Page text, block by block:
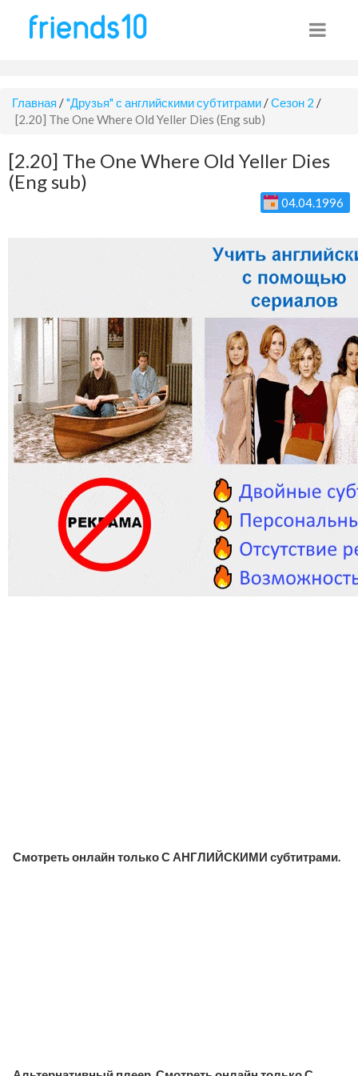
Главная /"Друзья" с английскими субтитрами /Сезон 2 /
[2.20] The One Where Old Yeller Dies (Eng sub)
[2.20] The One Where Old Yeller Dies
(Eng sub)
04.04.1996
Смотреть онлайн только С АНГЛИЙСКИМИ субтитрами.